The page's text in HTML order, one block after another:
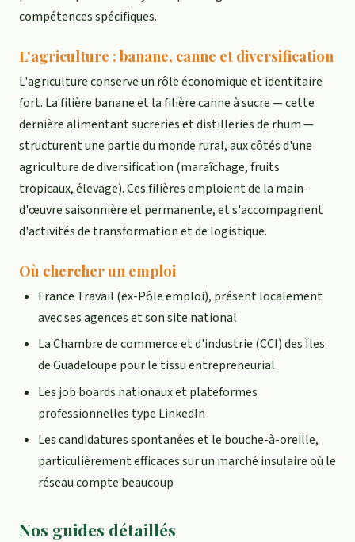
compétences spécifiques.
L'agriculture : banane, canne et diversification
L'agriculture conserve un rôle économique et identitaire
fort. La filière banane et la filière canne à sucre — cette
dernière alimentant sucreries et distilleries de rhum —
structurent une partie du monde rural, aux côtés d'une
agriculture de diversification (maraîchage, fruits
tropicaux, élevage). Ces filières emploient de la main-
d'œuvre saisonnière et permanente, et s'accompagnent
d'activités de transformation et de logistique.
Où chercher un emploi
France Travail (ex-Pôle emploi), présent localement
avec ses agences et son site national
La Chambre de commerce et d'industrie (CCI) des Îles
de Guadeloupe pour le tissu entrepreneurial
Les job boards nationaux et plateformes
professionnelles type LinkedIn
Les candidatures spontanées et le bouche-à-oreille,
particulièrement efficaces sur un marché insulaire où le
réseau compte beaucoup
Nos guides détaillés